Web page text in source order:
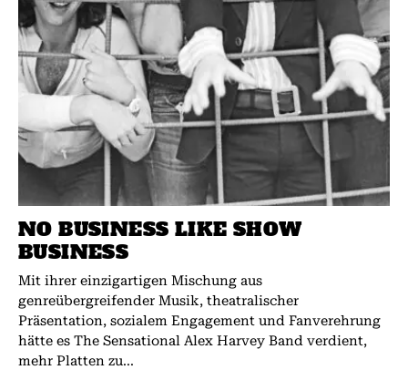
NO BUSINESS LIKE SHOW
BUSINESS
Mit ihrer einzigartigen Mischung aus
genreübergreifender Musik, theatralischer
Präsentation, sozialem Engagement und Fanverehrung
hätte es The Sensational Alex Harvey Band verdient,
mehr Platten zu...